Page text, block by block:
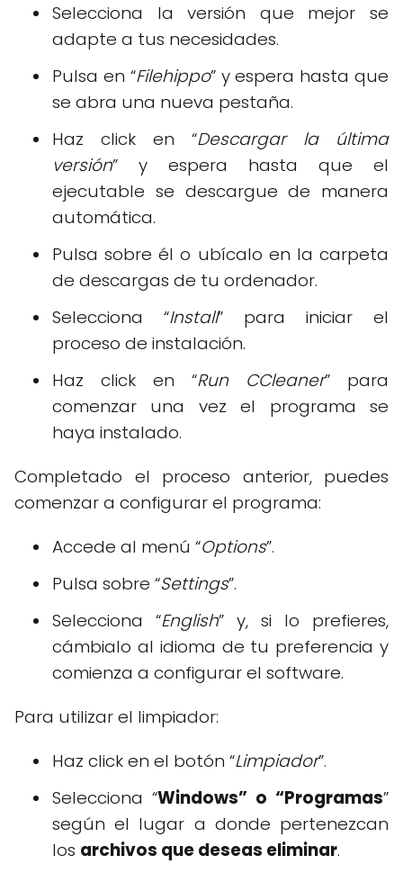
Selecciona la versión que mejor se
adapte a tus necesidades.
Pulsa en “Filehippo” y espera hasta que
se abra una nueva pestaña.
Haz click en “Descargar la última
versión” y espera hasta que el
ejecutable se descargue de manera
automática.
Pulsa sobre él o ubícalo en la carpeta
de descargas de tu ordenador.
Selecciona “Install” para iniciar el
proceso de instalación.
Haz click en “Run CCleaner” para
comenzar una vez el programa se
haya instalado.
Completado el proceso anterior, puedes
comenzar a configurar el programa:
Accede al menú “Options”.
Pulsa sobre “Settings”.
Selecciona “English” y, si lo prefieres,
cámbialo al idioma de tu preferencia y
comienza a configurar el software.
Para utilizar el limpiador:
Haz click en el botón “Limpiador”.
Selecciona “Windows” o “Programas”
según el lugar a donde pertenezcan
los archivos que deseas eliminar.